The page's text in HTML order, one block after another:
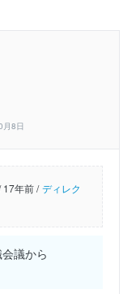
月8日
17年前 / ディレク
議から